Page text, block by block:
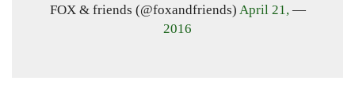
— FOX & friends (@foxandfriends)
April 21,
2016